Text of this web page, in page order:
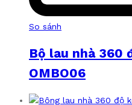
So sánh
Bộ lau nhà 360
OMBO06